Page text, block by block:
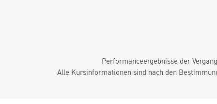
Performanceergebnisse der
Alle Kursinformationen sind nach den